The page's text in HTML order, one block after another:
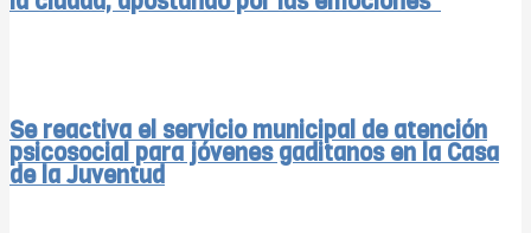
Se reactiva el servicio municipal de atención
psicosocial para jóvenes gaditanos en la Casa
de la Juventud